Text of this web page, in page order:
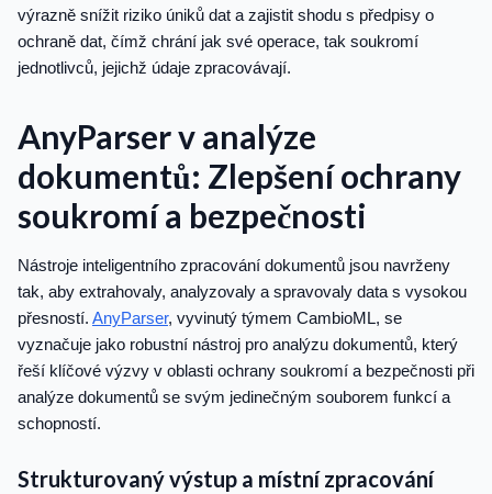
výrazně snížit riziko úniků dat a zajistit shodu s předpisy o
ochraně dat, čímž chrání jak své operace, tak soukromí
jednotlivců, jejichž údaje zpracovávají.
AnyParser v analýze
dokumentů: Zlepšení ochrany
soukromí a bezpečnosti
Nástroje inteligentního zpracování dokumentů jsou navrženy
tak, aby extrahovaly, analyzovaly a spravovaly data s vysokou
přesností. AnyParser, vyvinutý týmem CambioML, se
vyznačuje jako robustní nástroj pro analýzu dokumentů, který
řeší klíčové výzvy v oblasti ochrany soukromí a bezpečnosti při
analýze dokumentů se svým jedinečným souborem funkcí a
schopností.
Strukturovaný výstup a místní zpracování